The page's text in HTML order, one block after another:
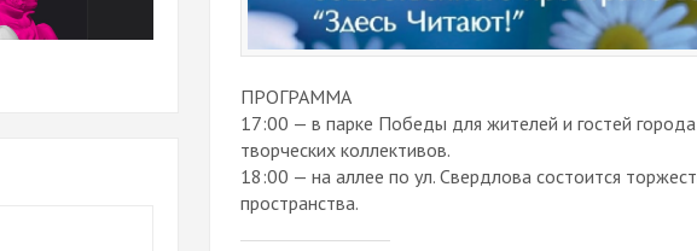
ПРОГРАММА
17:00 — в парке Победы для жителей и гостей
творческих коллективов.
18:00 — на аллее по ул. Свердлова состоится
пространства.